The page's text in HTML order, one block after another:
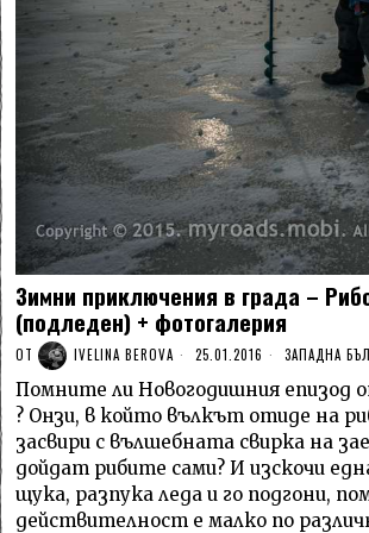
Зимни приключения в града –
(подледен) + фотогалерия
ОТ IVELINA BEROVA 25.01.2016 ЗАПАДНА
Помните ли Новогодишния епизод
? Онзи, в който вълкът отиде на
засвири с вълшебната свирка на
дойдат рибите сами? И изскочи
щука, разпука леда и го подгони,
действителност е малко по